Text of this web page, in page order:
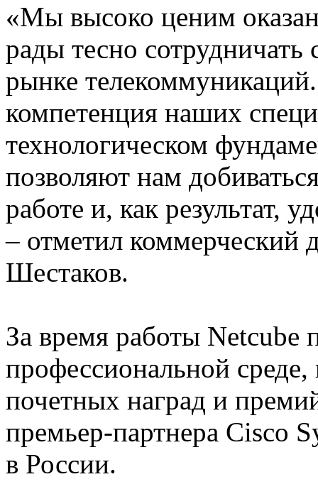
«Мы высоко ценим
рады тесно
рынке
компетенция наших
технологическом
позволяют нам
работе и, как результат,
– отметил коммерческий
Шестаков.
За время работы Netcube
профессиональной
почетных наград и
премьер-партнера Cisco
в России.